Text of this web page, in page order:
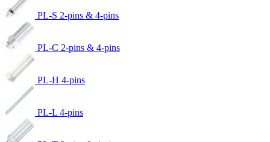
PL-S 2-pins & 4-pins
PL-C 2-pins & 4-pins
PL-H 4-pins
PL-L 4-pins